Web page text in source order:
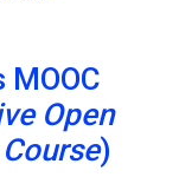
MOOC
Open
)